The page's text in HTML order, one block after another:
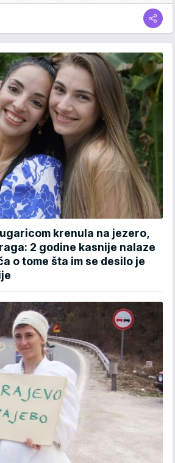
krenula na jezero,
2 godine kasnije nalaze
o tome šta im se desilo je